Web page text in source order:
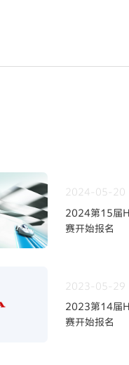
2024-05-20
2024第15届
赛开始报名
2023-05-29
2023第14届
赛开始报名